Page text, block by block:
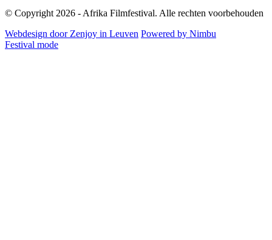
© Copyright 2026 - Afrika Filmfestival. Alle rechten voorbehouden
Webdesign door Zenjoy in Leuven Powered by Nimbu
Festival mode